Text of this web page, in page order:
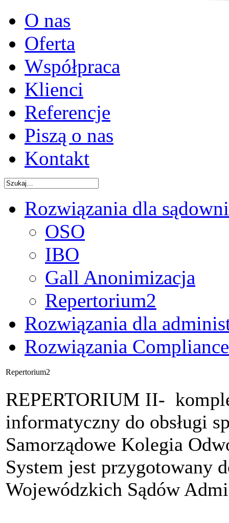
O nas
Oferta
Współpraca
Klienci
Referencje
Piszą o nas
Kontakt
Rozwiązania dla
OSO
IBO
Gall Anonimizacja
Repertorium2
Rozwiązania dla
Rozwiązania
Repertorium2
REPERTORIUM II-
informatyczny do obsługi
Samorządowe Kolegia
System jest przygotowany
Wojewódzkich Sądów